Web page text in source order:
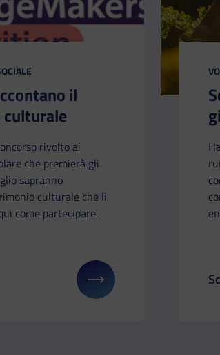
il
rivolto ai
che premierà gli
sapranno
culturale che li
come partecipare.
avere maggiori dettagli su: I giovaniIl